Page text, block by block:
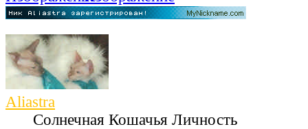
Aliastra
Солнечная Кошачья Личность